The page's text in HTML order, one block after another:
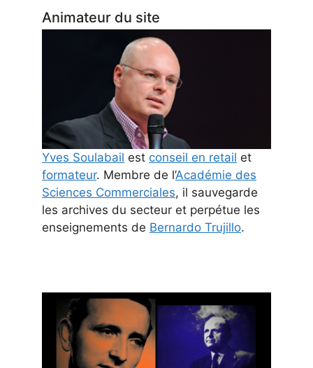
Animateur du site
Yves Soulabail est conseil en retail et
formateur. Membre de l’Académie des
Sciences Commerciales, il sauvegarde
les archives du secteur et perpétue les
enseignements de Bernardo Trujillo.